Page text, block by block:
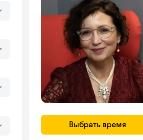
Выбрать время